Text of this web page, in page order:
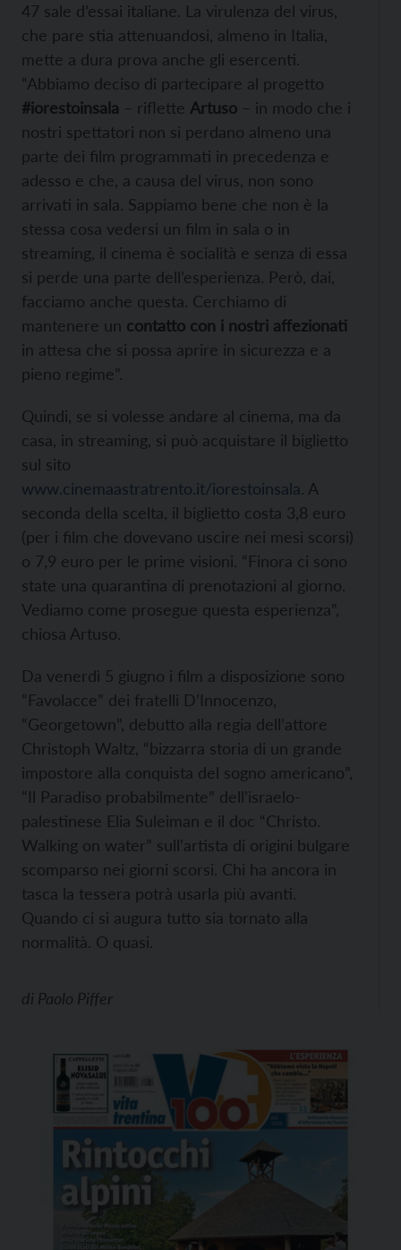
47 sale d’essai italiane. La virulenza del virus,
che pare stia attenuandosi, almeno in Italia,
mette a dura prova anche gli esercenti.
“Abbiamo deciso di partecipare al progetto
#iorestoinsala – riflette Artuso – in modo che i
nostri spettatori non si perdano almeno una
parte dei film programmati in precedenza e
adesso e che, a causa del virus, non sono
arrivati in sala. Sappiamo bene che non è la
stessa cosa vedersi un film in sala o in
streaming, il cinema è socialità e senza di essa
si perde una parte dell’esperienza. Però, dai,
facciamo anche questa. Cerchiamo di
mantenere un contatto con i nostri affezionati
in attesa che si possa aprire in sicurezza e a
pieno regime”.
Quindi, se si volesse andare al cinema, ma da
casa, in streaming, si può acquistare il biglietto
sul sito
www.cinemaastratrento.it/iorestoinsala. A
seconda della scelta, il biglietto costa 3,8 euro
(per i film che dovevano uscire nei mesi scorsi)
o 7,9 euro per le prime visioni. “Finora ci sono
state una quarantina di prenotazioni al giorno.
Vediamo come prosegue questa esperienza”,
chiosa Artuso.
Da venerdì 5 giugno i film a disposizione sono
“Favolacce” dei fratelli D’Innocenzo,
“Georgetown”, debutto alla regia dell’attore
Christoph Waltz, “bizzarra storia di un grande
impostore alla conquista del sogno americano”,
“Il Paradiso probabilmente” dell’israelo-
palestinese Elia Suleiman e il doc “Christo.
Walking on water” sull’artista di origini bulgare
scomparso nei giorni scorsi. Chi ha ancora in
tasca la tessera potrà usarla più avanti.
Quando ci si augura tutto sia tornato alla
normalità. O quasi.
di Paolo Piffer